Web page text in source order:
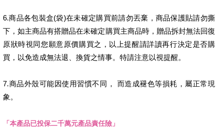
6.商品各包裝盒(袋)在未確定購買前請勿丟棄，商品保護貼請勿撕
下，如主商品有搭贈品在未確定購買主商品時，贈品拆封無法回復
原狀時視同您願意原價購買之，以上提醒請詳讀再行決定是否購
買，以免造成無法退、換貨之情事。特請注意以視提醒。
7.商品外殼可能因使用習慣不同， 而造成褪色等損耗，屬正常現
象。
「本產品已投保二千萬元產品責任險」